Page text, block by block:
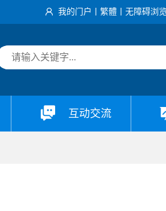
我的门户 繁體 无障碍浏览
互动交流